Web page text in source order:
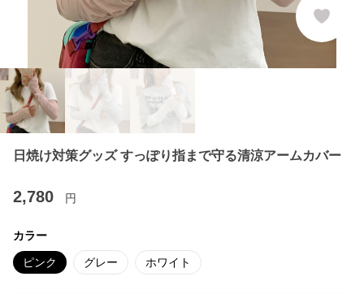
日焼け対策グッズ すっぽり指まで守る清涼アームカバー
2,780 円
カラー
ピンク グレー ホワイト